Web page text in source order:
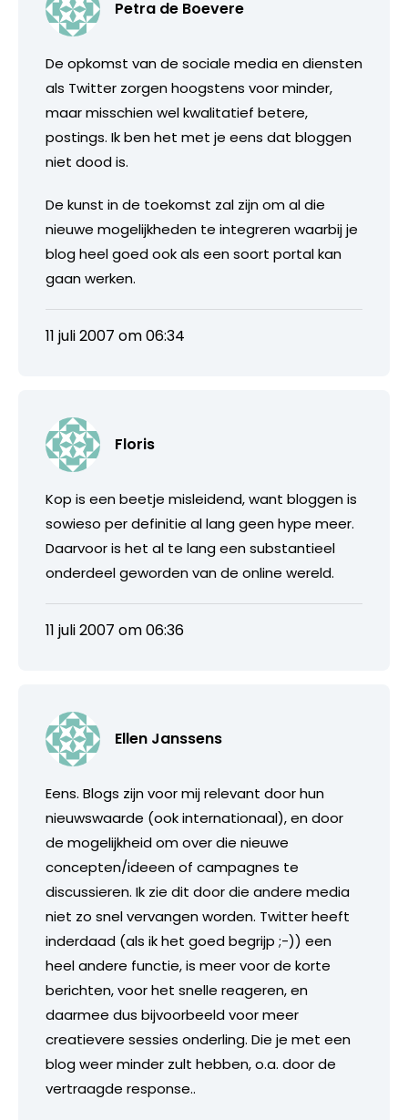
Petra de Boevere
De opkomst van de sociale media en diensten
als Twitter zorgen hoogstens voor minder,
maar misschien wel kwalitatief betere,
postings. Ik ben het met je eens dat bloggen
niet dood is.
De kunst in de toekomst zal zijn om al die
nieuwe mogelijkheden te integreren waarbij je
blog heel goed ook als een soort portal kan
gaan werken.
11 juli 2007 om 06:34
Floris
Kop is een beetje misleidend, want bloggen is
sowieso per definitie al lang geen hype meer.
Daarvoor is het al te lang een substantieel
onderdeel geworden van de online wereld.
11 juli 2007 om 06:36
Ellen Janssens
Eens. Blogs zijn voor mij relevant door hun
nieuwswaarde (ook internationaal), en door
de mogelijkheid om over die nieuwe
concepten/ideeen of campagnes te
discussieren. Ik zie dit door die andere media
niet zo snel vervangen worden. Twitter heeft
inderdaad (als ik het goed begrijp ;-)) een
heel andere functie, is meer voor de korte
berichten, voor het snelle reageren, en
daarmee dus bijvoorbeeld voor meer
creatievere sessies onderling. Die je met een
blog weer minder zult hebben, o.a. door de
vertraagde response..